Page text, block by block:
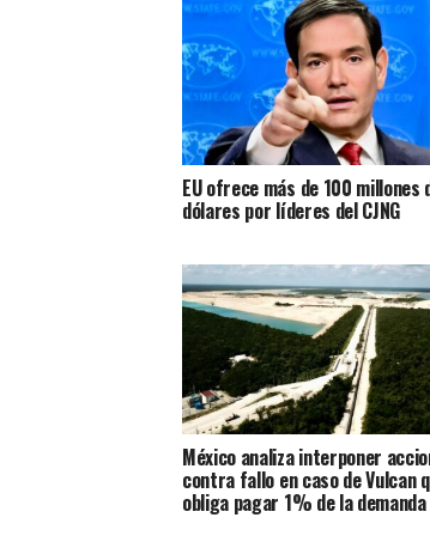
EU ofrece más de 100 millones
dólares por líderes del CJNG
México analiza interponer
contra fallo en caso de Vulcan
obliga pagar 1% de la demanda